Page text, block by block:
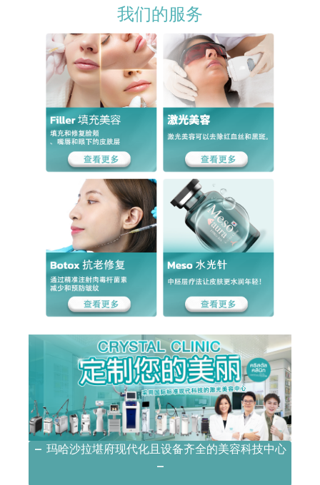
我们的服务
– 玛哈沙拉堪府现代化且设备齐全的美容科技中心
–